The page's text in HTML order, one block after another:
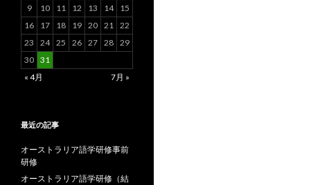
9
10 11 12 13 14
15
16
17 18 19 20 21 22
23
24 25 26 27 28 29
30 31
« 4月
7月 »
最近の記事
オーストラリア語学研修事前
研修
オーストラリア語学研修（結